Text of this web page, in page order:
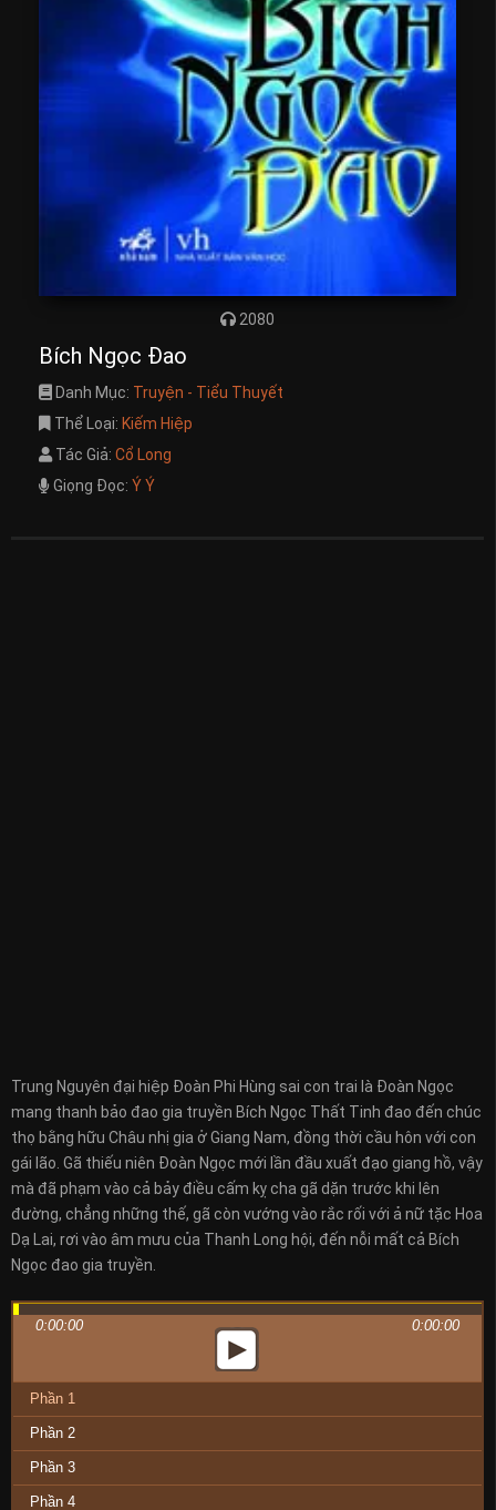
2080
Bích Ngọc Đao
Danh Mục: Truyện - Tiểu Thuyết
Thể Loại: Kiếm Hiệp
Tác Giả: Cổ Long
Giọng Đọc: Ý Ý
Trung Nguyên đại hiệp Đoàn Phi Hùng sai con trai là Đoàn Ngọc
mang thanh bảo đao gia truyền Bích Ngọc Thất Tinh đao đến chúc
thọ bằng hữu Châu nhị gia ở Giang Nam, đồng thời cầu hôn với con
gái lão. Gã thiếu niên Đoàn Ngọc mới lần đầu xuất đạo giang hồ, vậy
mà đã phạm vào cả bảy điều cấm kỵ cha gã dặn trước khi lên
đường, chẳng những thế, gã còn vướng vào rắc rối với ả nữ tặc Hoa
Dạ Lai, rơi vào âm mưu của Thanh Long hội, đến nỗi mất cả Bích
Ngọc đao gia truyền.
0:00:00 0:00:00
Phần 1
Phần 2
Phần 3
Phần 4